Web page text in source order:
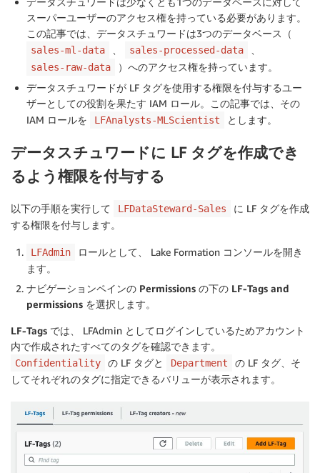
スーパーユーザーのアクセス権を持っている必要があります。
この記事では、データスチュワードは3つのデータベース（
sales-ml-data sales-processed-data
sales-raw-data
）へのアクセス権を持っています。
データスチュワードが LF タグを使用する権限を付与するユー
ザーとしての役割を果たす IAM ロール。この記事では、その
IAM ロールを
LFAnalysts-MLScientist とします。
データスチュワードに LF タグを作成でき
るよう権限を付与する
以下の手順を実行して LFDataSteward-Sales
に LF タグを作成
する権限を付与します。
LFAdmin
ロールとして、 Lake Formation コンソールを開き
ます。
ナビゲーションペインの Permissions の下の LF-Tags and
permissions を選択します。
LF-Tags では、 LFAdmin としてログインしているためアカウント
内で作成されたすべてのタグを確認できます。
Confidentiality の LF タグと Department
の LF タグ、そ
してそれぞれのタグに指定できるバリューが表示されます。